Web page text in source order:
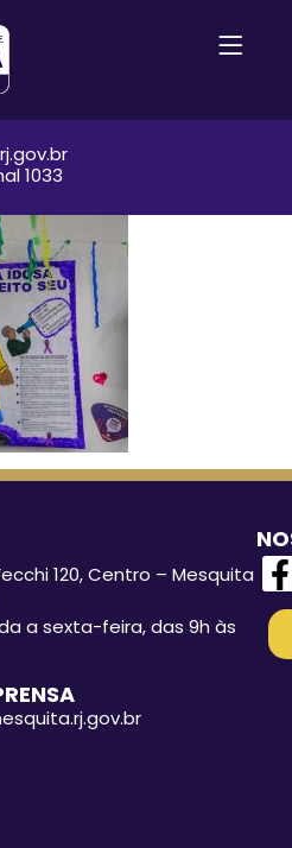
1033
120, Centro – Mesquita
a sexta-feira, das 9h às